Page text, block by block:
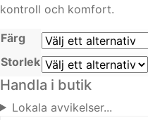
kontroll och komfort.
Färg
Storlek
Handla i butik
Lokala avvikelser...